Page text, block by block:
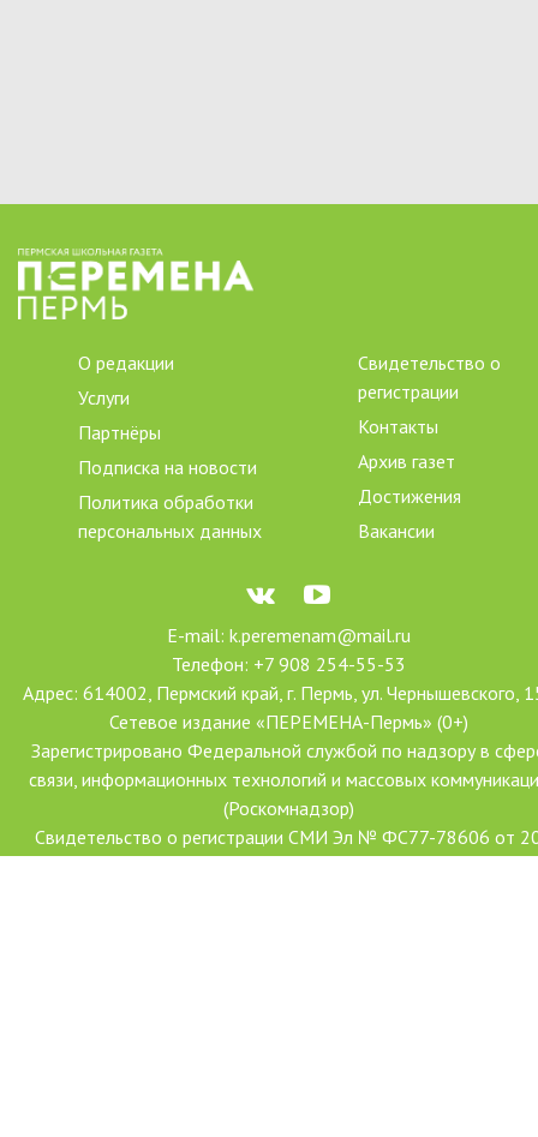
О редакции
Услуги
Партнёры
Подписка на новости
Политика обработки
персональных данных
Свидетельство о
регистрации
Контакты
Архив газет
Достижения
Вакансии
E-mail: k.peremenam@mail.ru
Телефон: +7 908 254-55-53
Адрес: 614002, Пермский край, г. Пермь, ул. Чернышевского,
Сетевое издание «ПЕРЕМЕНА-Пермь» (0+)
Зарегистрировано Федеральной службой по надзору в
связи, информационных технологий и массовых
(Роскомнадзор)
Свидетельство о регистрации СМИ Эл № ФС77-78606 от